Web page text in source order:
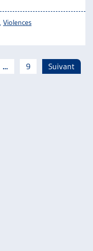
Violences
… 9 Suivant